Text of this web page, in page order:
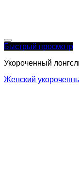
Быстрый просмотр
Укороченный
Женский